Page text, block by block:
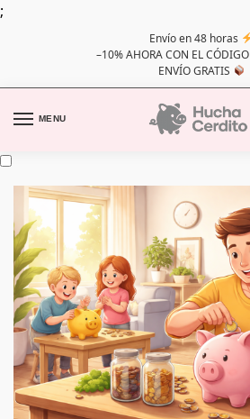
;
Envío en 48 horas
–10% AHORA CON EL CÓDIGO
ENVÍO GRATIS
MENU